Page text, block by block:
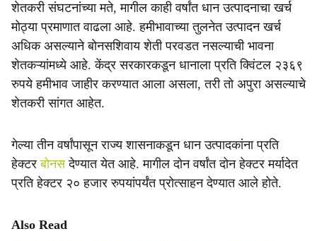
शेतकरी संघटनांच्या मते, मागील काही वर्षांत धान उत्पादनाचा खर्च
मोठ्या प्रमाणात वाढला आहे. हमीभावाच्या तुलनेत उत्पादन खर्च
अधिक असल्याने बोनसशिवाय शेती परवडत नसल्याची भावना
शेतकऱ्यांमध्ये आहे. केंद्र सरकारकडून धानाला प्रति क्विंटल २३६९
रुपये हमीभाव जाहीर करण्यात आला असला, तरी तो अपुरा असल्याचे
शेतकरी सांगत आहेत.
गेल्या तीन वर्षांपासून राज्य शासनाकडून धान उत्पादकांना प्रति
हेक्टरबोनसदेण्यात येत आहे. मागील दोन वर्षांत दोन हेक्टर मर्यादेत
प्रति हेक्टर २० हजार रुपयांपर्यंत प्रोत्साहन देण्यात आले होते.
Also Read